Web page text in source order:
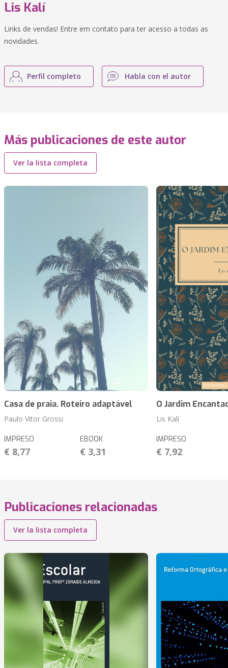
Lis Kalí
Links de vendas! Entre em contato para ter acesso a todas as
novidades.
Perfil completo Habla con el autor
Más publicaciones de este autor
Ver la lista completa
Casa de praia. Roteiro adaptável
Paulo Vitor Grossi
IMPRESO
€ 8,77
EBOOK
€ 3,31
O Jardim
Lis Kalí
IMPRESO
€ 7,92
Publicaciones relacionadas
Ver la lista completa